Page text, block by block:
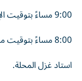
9:00 مساءً بتوقيت الإمارات
8:00 مساءً بتوقيت مصر
استاد غزل المحلة.